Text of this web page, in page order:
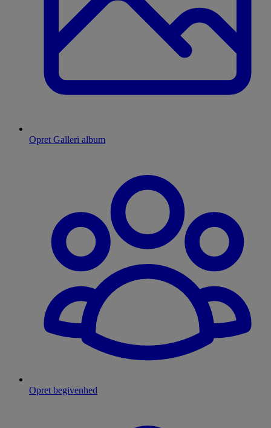
Opret Galleri album
Opret begivenhed